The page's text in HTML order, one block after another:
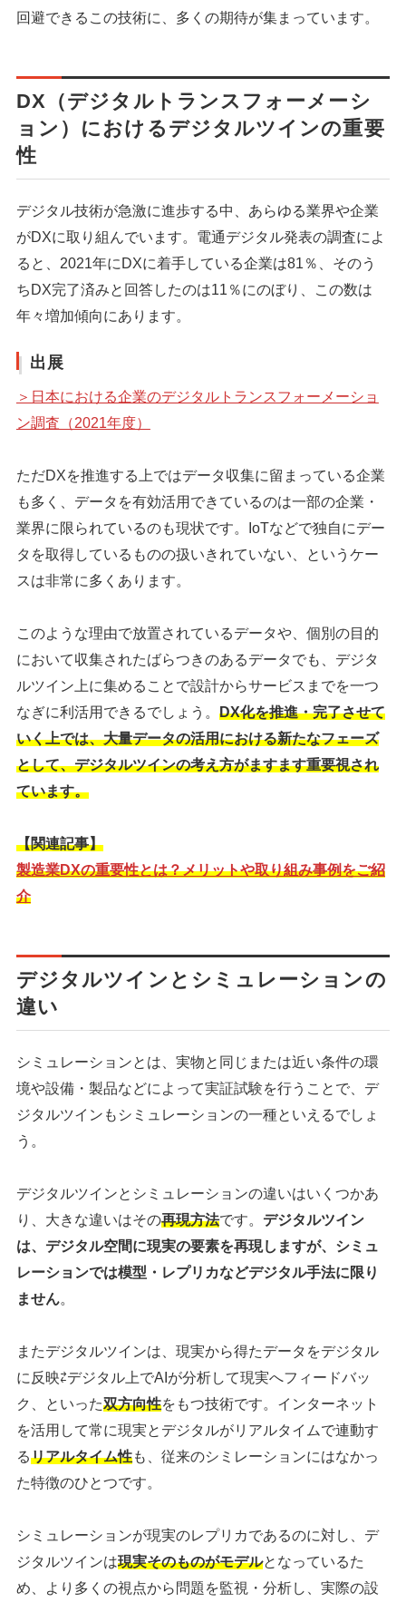
回避できるこの技術に、多くの期待が集まっています。
DX（デジタルトランスフォーメーシ
ョン）におけるデジタルツインの重要
性
デジタル技術が急激に進歩する中、あらゆる業界や企業
がDXに取り組んでいます。電通デジタル発表の調査によ
ると、2021年にDXに着手している企業は81％、そのう
ちDX完了済みと回答したのは11％にのぼり、この数は
年々増加傾向にあります。
出展
＞日本における企業のデジタルトランスフォーメーショ
ン調査（2021年度）
ただDXを推進する上ではデータ収集に留まっている企業
も多く、データを有効活用できているのは一部の企業・
業界に限られているのも現状です。IoTなどで独自にデー
タを取得しているものの扱いきれていない、というケー
スは非常に多くあります。
このような理由で放置されているデータや、個別の目的
において収集されたばらつきのあるデータでも、デジタ
ルツイン上に集めることで設計からサービスまでを一つ
なぎに利活用できるでしょう。 DX化を推進・完了させて
いく上では、大量データの活用における新たなフェーズ
として、デジタルツインの考え方がますます重要視され
ています。
【関連記事】
製造業DXの重要性とは？メリットや取り組み事例をご紹
介
デジタルツインとシミュレーションの
違い
シミュレーションとは、実物と同じまたは近い条件の環
境や設備・製品などによって実証試験を行うことで、デ
ジタルツインもシミュレーションの一種といえるでしょ
う。
デジタルツインとシミュレーションの違いはいくつかあ
り、大きな違いはその再現方法です。 デジタルツイン
は、デジタル空間に現実の要素を再現しますが、シミュ
レーションでは模型・レプリカなどデジタル手法に限り
ません。
またデジタルツインは、現実から得たデータをデジタル
に反映⇄デジタル上でAIが分析して現実へフィードバッ
ク、といった双方向性をもつ技術です。インターネット
を活用して常に現実とデジタルがリアルタイムで連動す
るリアルタイム性も、従来のシミレーションにはなかっ
た特徴のひとつです。
シミュレーションが現実のレプリカであるのに対し、デ
ジタルツインは現実そのものがモデルとなっているた
め、より多くの視点から問題を監視・分析し、実際の設